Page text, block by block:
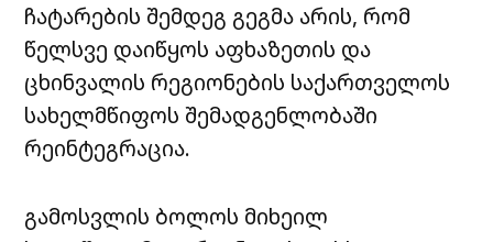
ჩატარების შემდეგ გეგმა არის, რომ
წელსვე დაიწყოს აფხაზეთის და
ცხინვალის რეგიონების საქართველოს
სახელმწიფოს შემადგენლობაში
რეინტეგრაცია.
გამოსვლის ბოლოს მიხეილ